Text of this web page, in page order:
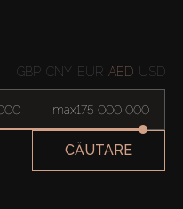
GBP CNY EUR AED USD
max
CĂUTARE